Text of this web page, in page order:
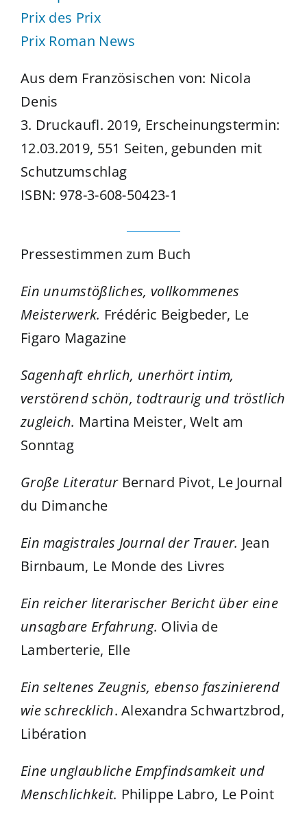
Prix des Prix
Prix Roman News
Aus dem Französischen von: Nicola
Denis
3. Druckaufl. 2019, Erscheinungstermin:
12.03.2019, 551 Seiten, gebunden mit
Schutzumschlag
ISBN: 978-3-608-50423-1
Pressestimmen zum Buch
Ein unumstößliches, vollkommenes
Meisterwerk. Frédéric Beigbeder, Le
Figaro Magazine
Sagenhaft ehrlich, unerhört intim,
verstörend schön, todtraurig und tröstlich
zugleich. Martina Meister, Welt am
Sonntag
Große Literatur Bernard Pivot, Le Journal
du Dimanche
Ein magistrales Journal der Trauer. Jean
Birnbaum, Le Monde des Livres
Ein reicher literarischer Bericht über eine
unsagbare Erfahrung. Olivia de
Lamberterie, Elle
Ein seltenes Zeugnis, ebenso faszinierend
wie schrecklich. Alexandra Schwartzbrod,
Libération
Eine unglaubliche Empfindsamkeit und
Menschlichkeit. Philippe Labro, Le Point